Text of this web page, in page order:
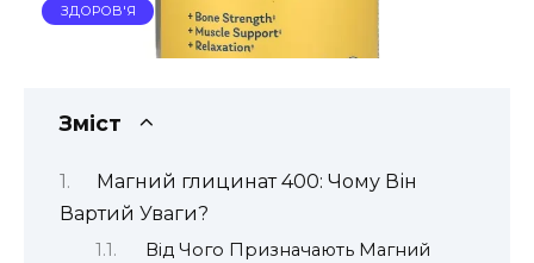
ЗДОРОВ'Я
Зміст
Магний глицинат 400: Чому Він
Вартий Уваги?
Від Чого Призначають Магний